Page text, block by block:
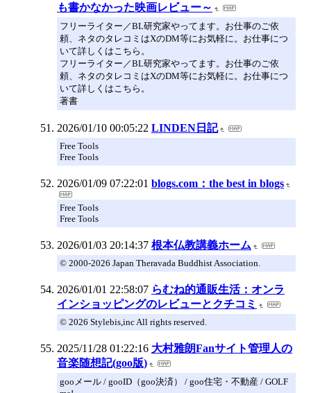
も書かなかった映画レビュー～
フリーライター／BL研究家やってます。お仕事のご依
頼、ネタのタレコミはXのDM等にお気軽に。お仕事につ
いて詳しくはこちら。
フリーライター／BL研究家やってます。お仕事のご依
頼、ネタのタレコミはXのDM等にお気軽に。お仕事につ
いて詳しくはこちら。
著書
2026/01/10 00:05:22 LINDEN日記
Free Tools
Free Tools
2026/01/09 07:22:01 blogs.com：the best in blogs
Free Tools
Free Tools
2026/01/03 20:14:37 根本仏教講義ホーム
© 2000-2026 Japan Theravada Buddhist Association.
2026/01/01 22:58:07 らむね的通販生活：オンラ
インショッピングのレビューとクチコミ
© 2026 Stylebis,inc All rights reserved.
2025/11/28 01:22:16 大村雅朗Fanサイト管理人の
音楽随想記(goo版)
gooメール / gooID（goo決済） / goo住宅・不動産 / GOLF